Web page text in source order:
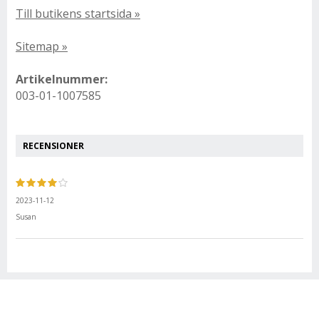
Till butikens startsida »
Sitemap »
Artikelnummer:
003-01-1007585
RECENSIONER
2023-11-12
Susan